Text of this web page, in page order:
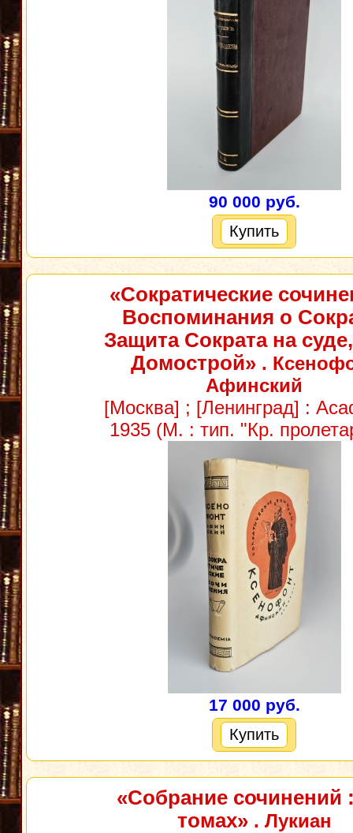
90 000 руб.
Купить
«Сократические
Воспоминания о
Защита Сократа на
Домострой».
Афинский
[Москва] ; [Ленинград] :
1935 (М. : тип. "Кр.
17 000 руб.
Купить
«Собрание сочинений
томах». Лукиан